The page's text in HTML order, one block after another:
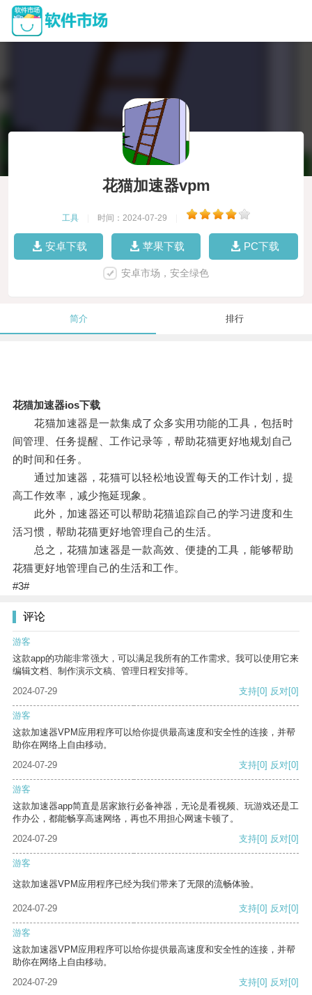
花猫加速器vpm
工具 时间：2024-07-29
安卓下载 苹果下载 PC下载
安卓市场，安全绿色
简介 排行
花猫加速器ios下载
花猫加速器是一款集成了众多实用功能的工具，包括时
间管理、任务提醒、工作记录等，帮助花猫更好地规划自己
的时间和任务。
通过加速器，花猫可以轻松地设置每天的工作计划，提
高工作效率，减少拖延现象。
此外，加速器还可以帮助花猫追踪自己的学习进度和生
活习惯，帮助花猫更好地管理自己的生活。
总之，花猫加速器是一款高效、便捷的工具，能够帮助
花猫更好地管理自己的生活和工作。
#3#
评论
游客
这款app的功能非常强大，可以满足我所有的工作需求。我可以使用它来
编辑文档、制作演示文稿、管理日程安排等。
2024-07-29
支持[0] 反对[0]
游客
这款加速器VPM应用程序可以给你提供最高速度和安全性的连接，并帮
助你在网络上自由移动。
2024-07-29
支持[0] 反对[0]
游客
这款加速器app简直是居家旅行必备神器，无论是看视频、玩游戏还是工
作办公，都能畅享高速网络，再也不用担心网速卡顿了。
2024-07-29
支持[0] 反对[0]
游客
这款加速器VPM应用程序已经为我们带来了无限的流畅体验。
2024-07-29 支持[0] 反对[0]
游客
这款加速器VPM应用程序可以给你提供最高速度和安全性的连接，并帮
助你在网络上自由移动。
2024-07-29
支持[0] 反对[0]